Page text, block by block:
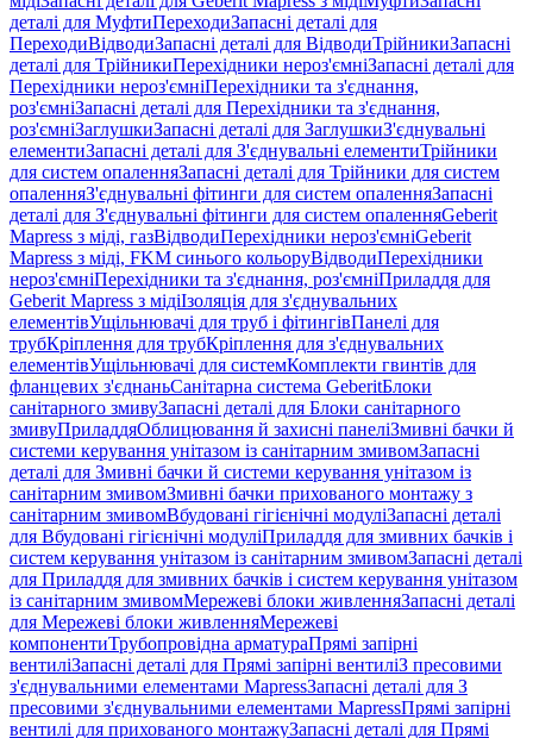
деталі для МуфтиПереходиЗапасні деталі для
ПереходиВідводиЗапасні деталі для ВідводиТрійникиЗапасні
деталі для ТрійникиПерехідники нероз'ємніЗапасні деталі для
Перехідники нероз'ємніПерехідники та з'єднання,
роз'ємніЗапасні деталі для Перехідники та з'єднання,
роз'ємніЗаглушкиЗапасні деталі для ЗаглушкиЗ'єднувальні
елементиЗапасні деталі для З'єднувальні елементиТрійники
для систем опаленняЗапасні деталі для Трійники для систем
опаленняЗ'єднувальні фітинги для систем опаленняЗапасні
деталі для З'єднувальні фітинги для систем опаленняGeberit
Mapress з міді, газВідводиПерехідники нероз'ємніGeberit
Mapress з міді, FKM синього кольоруВідводиПерехідники
нероз'ємніПерехідники та з'єднання, роз'ємніПриладдя для
Geberit Mapress з мідіІзоляція для з'єднувальних
елементівУщільнювачі для труб і фітингівПанелі для
трубКріплення для трубКріплення для з'єднувальних
елементівУщільнювачі для системКомплекти гвинтів для
фланцевих з'єднаньСанітарна система GeberitБлоки
санітарного змивуЗапасні деталі для Блоки санітарного
змивуПриладдяОблицювання й захисні панеліЗмивні бачки й
системи керування унітазом із санітарним змивомЗапасні
деталі для Змивні бачки й системи керування унітазом із
санітарним змивомЗмивні бачки прихованого монтажу з
санітарним змивомВбудовані гігієнічні модуліЗапасні деталі
для Вбудовані гігієнічні модуліПриладдя для змивних бачків і
систем керування унітазом із санітарним змивомЗапасні деталі
для Приладдя для змивних бачків і систем керування унітазом
із санітарним змивомМережеві блоки живленняЗапасні деталі
для Мережеві блоки живленняМережеві
компонентиТрубопровідна арматураПрямі запірні
вентиліЗапасні деталі для Прямі запірні вентиліЗ пресовими
з'єднувальними елементами MapressЗапасні деталі для З
пресовими з'єднувальними елементами MapressПрямі запірні
вентилі для прихованого монтажуЗапасні деталі для Прямі